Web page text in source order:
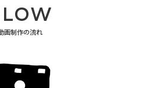
画制作の流れ